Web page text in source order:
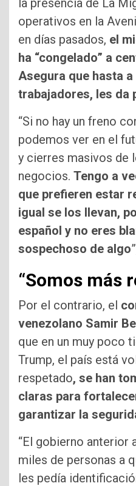
la presencia de La
operativos en la
en días pasados, el
ha “congelado” a
Asegura que hasta
trabajadores, les da
“Si no hay un freno
podemos ver en el
y cierres masivos de
negocios. Tengo a
que prefieren estar
igual se los llevan,
español y no eres
sospechoso de algo
“Somos más
Por el contrario, el
venezolano Samir
que en un muy poco
Trump, el país está
respetado, se han
claras para
garantizar la
“El gobierno anterior
miles de personas a
les pedía